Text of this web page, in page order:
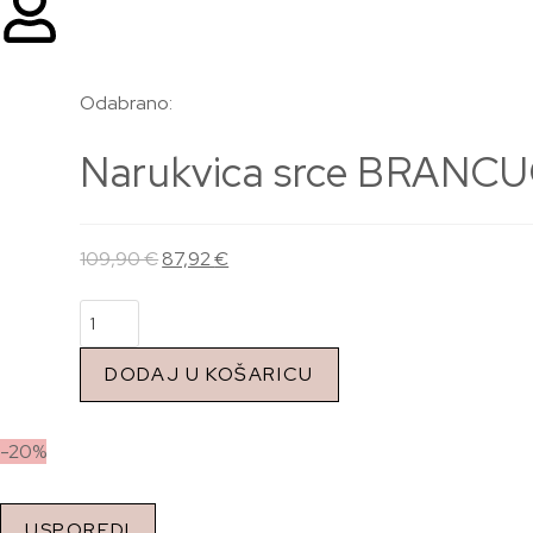
Odabrano:
Narukvica srce
109,90€87,92€
DODAJ U KOŠARICU
-20%